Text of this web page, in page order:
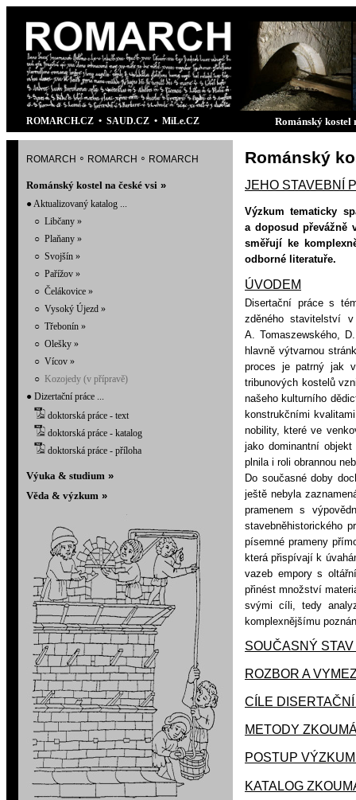
ROMARCH.CZ • SAUD.CZ • MiLe.CZ Románský kostel
romarch ◦ romarch ◦ romarch
Románský kostel na české vsi »
●Aktualizovaný katalog ...
○ Libčany »
○ Plaňany »
○ Svojšín »
○ Pařížov »
○ Čelákovice »
○ Vysoký Újezd »
○ Třebonín »
○ Olešky »
○ Vícov »
○ Kozojedy (v přípravě)
● Dizertační práce ...
doktorská práce - text
doktorská práce - katalog
doktorská práce - příloha
Výuka & studium »
Věda & výzkum »
Románský
JEHO STAVEBNÍ
Výzkum tematicky
a doposud převážně
směřují ke
odborné literatuře.
ÚVODEM
Disertační práce s
zděného stavitelství
A. Tomaszewského,
hlavně výtvarnou
proces je patrný jak
tribunových kostelů
našeho kulturního
konstrukčními
nobility, které ve
jako dominantní
plnila i roli obrannou
Do současné doby
ještě nebyla
pramenem s
stavebněhistorického
písemné prameny
která přispívají k
vazeb empory s
přinést množství
svými cíli, tedy
komplexnějšímu
SOUČASNÝ
ROZBOR A
CÍLE
METODY
POSTUP
KATALOG